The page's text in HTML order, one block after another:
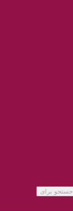
جستجو برای